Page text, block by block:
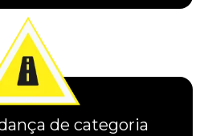
de categoria